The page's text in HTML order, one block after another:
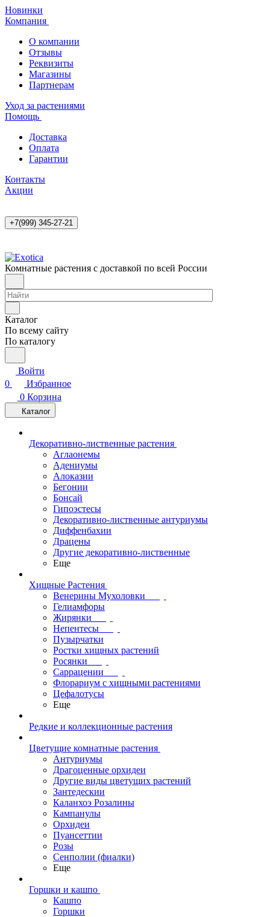
Новинки
Компания
О компании
Отзывы
Реквизиты
Магазины
Партнерам
Уход за растениями
Помощь
Доставка
Оплата
Гарантии
Контакты
Акции
+7(999) 345-27-21
Комнатные растения с доставкой по всей России
Каталог
По всему сайту
По каталогу
Войти
0
Избранное
0 Корзина
Каталог
Декоративно-лиственные растения
Аглаонемы
Адениумы
Алоказии
Бегонии
Бонсай
Гипоэстесы
Декоративно-лиственные антуриумы
Диффенбахии
Драцены
Другие декоративно-лиственные
Еще
Хищные Растения
Венерины Мухоловки
Гелиамфоры
Жирянки
Непентесы
Пузырчатки
Ростки хищных растений
Росянки
Саррацении
Флорариум с хищными растениями
Цефалотусы
Еще
Редкие и коллекционные растения
Цветущие комнатные растения
Антуриумы
Драгоценные орхидеи
Другие виды цветущих растений
Зантедескии
Каланхоэ Розалины
Кампанулы
Орхидеи
Пуансеттии
Розы
Сенполии (фиалки)
Еще
Горшки и кашпо
Кашпо
Горшки